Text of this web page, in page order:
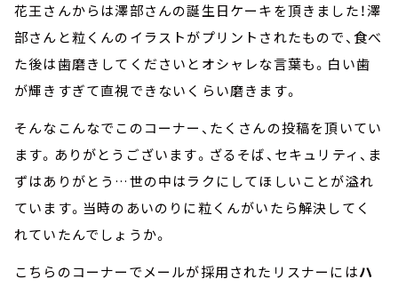
花王さんからは澤部さんの誕生日ケーキを頂きました！澤
部さんと粒くんのイラストがプリントされたもので、食べ
た後は歯磨きしてくださいとオシャレな言葉も。白い歯
が輝きすぎて直視できないくらい磨きます。
そんなこんなでこのコーナー、たくさんの投稿を頂いてい
ます。ありがとうございます。ざるそば、セキュリティ、ま
ずはありがとう…世の中はラクにしてほしいことが溢れ
ています。当時のあいのりに粒くんがいたら解決してく
れていたんでしょうか。
こちらのコーナーでメールが採用されたリスナーにはハ